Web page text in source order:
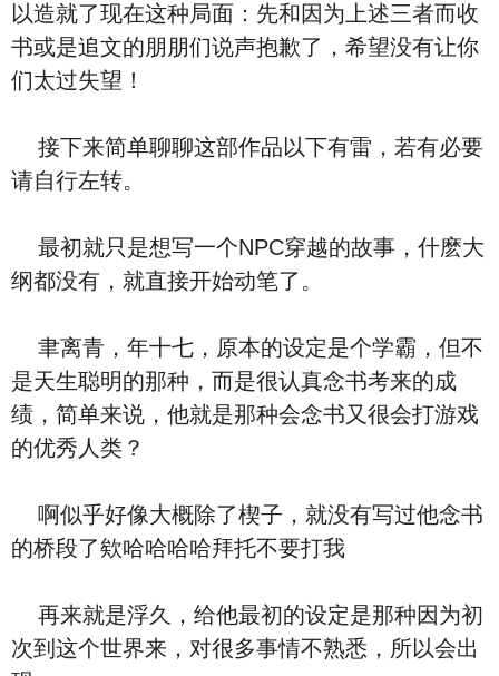
以造就了现在这种局面：先和因为上述三者而收
书或是追文的朋朋们说声抱歉了，希望没有让你
们太过失望！
接下来简单聊聊这部作品以下有雷，若有必要
请自行左转。
最初就只是想写一个NPC穿越的故事，什麽大
纲都没有，就直接开始动笔了。
聿离青，年十七，原本的设定是个学霸，但不
是天生聪明的那种，而是很认真念书考来的成
绩，简单来说，他就是那种会念书又很会打游戏
的优秀人类？
啊似乎好像大概除了楔子，就没有写过他念书
的桥段了欸哈哈哈哈拜托不要打我
再来就是浮久，给他最初的设定是那种因为初
次到这个世界来，对很多事情不熟悉，所以会出